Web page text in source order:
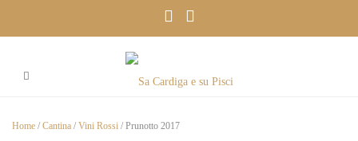
Home / Cantina / Vini Rossi / Prunotto 2017